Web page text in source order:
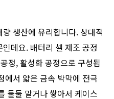
생산에 유리합니다. 상대적
데요. 배터리 셀 제조 공정
정, 활성화 공정으로 구성됩
에서 얇은 금속 박막에 전극
둘둘 말거나 쌓아서 케이스